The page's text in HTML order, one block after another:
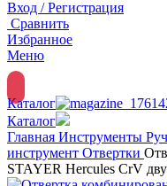
Вход / Регистрация
Сравнить
Избранное
Меню
Каталог
Каталог
Главная Инструменты
инструмент Отвертки
STAYER Hercules CrV